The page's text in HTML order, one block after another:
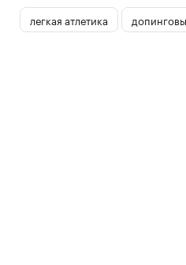
легкая атлетика